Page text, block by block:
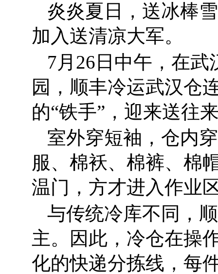
炎炎夏日，送冰棒
加入送清凉大军。
7月26日中午，在
园，顺丰冷运武汉仓
的“铁手”，迎来送往
室外穿短袖，仓内
服、棉袄、棉裤、棉
温门，方才进入作业
与传统冷库不同，
主。因此，冷仓在操
化的快递分拣线，每